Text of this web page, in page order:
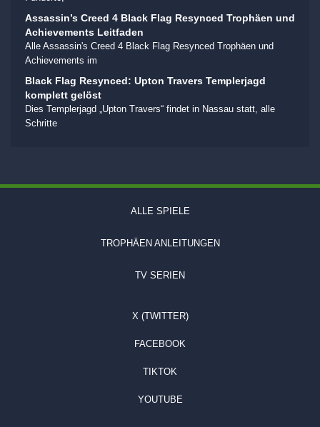
Assassin’s Creed 4 Black Flag Resynced Trophäen und
Achievements Leitfaden
Alle Assassin's Creed 4 Black Flag Resynced Trophäen und
Achievements im
Black Flag Resynced: Upton Travers Templerjagd
komplett gelöst
Dies Templerjagd „Upton Travers“ findet in Nassau statt, alle
Schritte
ALLE SPIELE
TROPHÄEN ANLEITUNGEN
TV SERIEN
X (TWITTER)
FACEBOOK
TIKTOK
YOUTUBE